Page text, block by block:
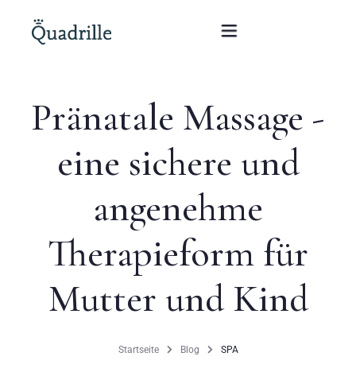
Startseite
Hotel für Erwachsene
Weißes Kaninchen Restaurant
Konferenzen
Pränatale Massage -
eine sichere und
angenehme
Therapieform für
Mutter und Kind
Startseite Blog SPA